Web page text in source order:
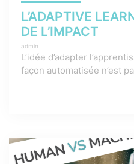
L’ADAPTIVE
DE L’IMPACT
admin
L’idée d’adapter
façon automatisée n’est